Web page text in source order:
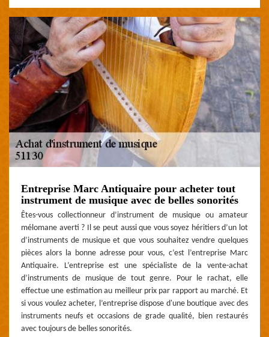
Entreprise Marc Antiquaire pour acheter tout
instrument de musique avec de belles sonorités
Êtes-vous collectionneur d’instrument de musique ou amateur
mélomane averti ? Il se peut aussi que vous soyez héritiers d’un lot
d’instruments de musique et que vous souhaitez vendre quelques
pièces alors la bonne adresse pour vous, c’est l’entreprise Marc
Antiquaire. L’entreprise est une spécialiste de la vente-achat
d’instruments de musique de tout genre. Pour le rachat, elle
effectue une estimation au meilleur prix par rapport au marché. Et
si vous voulez acheter, l’entreprise dispose d'une boutique avec des
instruments neufs et occasions de grade qualité, bien restaurés
avec toujours de belles sonorités.